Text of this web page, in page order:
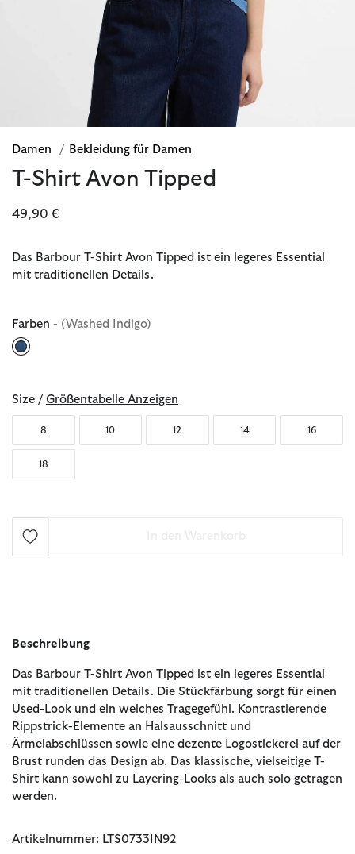
Damen / Bekleidung für Damen
T-Shirt Avon Tipped
49,90 €
Das Barbour T-Shirt Avon Tipped ist ein legeres Essential
mit traditionellen Details.
Farben - (Washed Indigo)
Size / Größentabelle Anzeigen
8 10 12 14 16
18
Beschreibung
Das Barbour T-Shirt Avon Tipped ist ein legeres Essential
mit traditionellen Details. Die Stückfärbung sorgt für einen
Used-Look und ein weiches Tragegefühl. Kontrastierende
Rippstrick-Elemente an Halsausschnitt und
Ärmelabschlüssen sowie eine dezente Logostickerei auf der
Brust runden das Design ab. Das klassische, vielseitige T-
Shirt kann sowohl zu Layering-Looks als auch solo getragen
werden.
Artikelnummer: LTS0733IN92